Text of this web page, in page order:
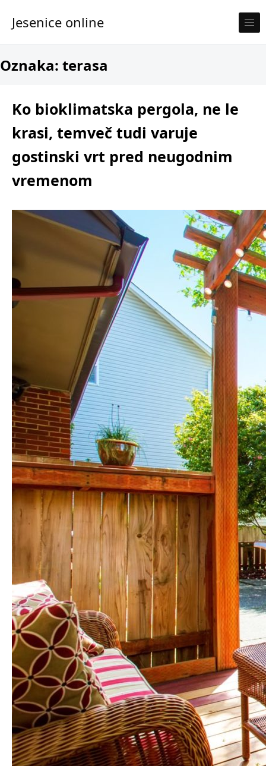
Skip to content
Jesenice online
Oznaka: terasa
Ko bioklimatska pergola, ne le
krasi, temveč tudi varuje
gostinski vrt pred neugodnim
vremenom